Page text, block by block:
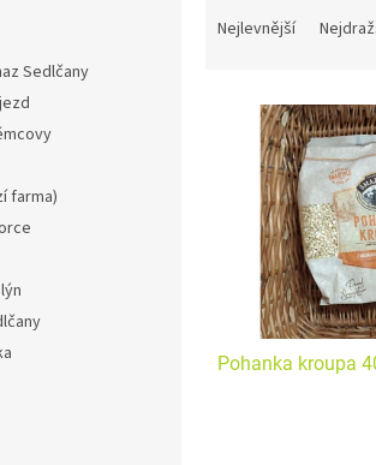
Sedlčany
farma)
Nejlevnější
Pohanka kroupa